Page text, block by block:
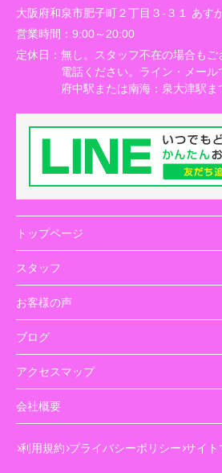
大阪府和泉市肥子町２丁目３-３１ あす
営業時間： 9:00～20:00
定休日： 無し。スタッフ不在の場合も
電話ください。ライン・メー
府中駅または南海：泉大津駅ま
トップページ
スタッフ
お客様の声
ブログ
アクセスマップ
会社概要
利用規約 プライバシーポリシー サイト